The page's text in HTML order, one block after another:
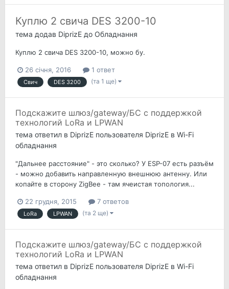
Куплю 2 свича DES 3200-10
тема додав DiprizE до Обладнання
Куплю 2 свича DES 3200-10, можно бу.
26 січня, 2016 1 ответ
Свич DES 3200 (та 1 ще)
Подскажите шлюз/gateway/БС с поддержкой
технологий LoRa и LPWAN
тема ответил в DiprizE пользователя DiprizE в Wi-Fi
обладнання
"Дальнее расстояние" - это сколько? У ESP-07 есть разъём
- можно добавить направленную внешнюю антенну. Или
копайте в сторону ZigBee - там ячеистая топология...
22 грудня, 2015 7 ответов
LoRa LPWAN (та 2 ще)
Подскажите шлюз/gateway/БС с поддержкой
технологий LoRa и LPWAN
тема ответил в DiprizE пользователя DiprizE в Wi-Fi
обладнання